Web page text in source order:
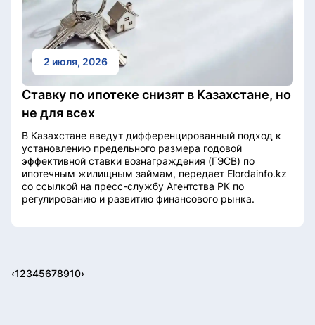
2 июля, 2026
Ставку по ипотеке снизят в Казахстане, но
не для всех
В Казахстане введут дифференцированный подход к
установлению предельного размера годовой
эффективной ставки вознаграждения (ГЭСВ) по
ипотечным жилищным займам, передает Elordainfo.kz
со ссылкой на пресс-службу Агентства РК по
регулированию и развитию финансового рынка.
‹12345678910›